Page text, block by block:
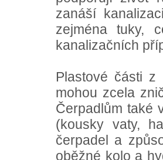
zanáší
zejména tuky,
kanalizačních
Plastové části z
mohou zcela
Čerpadlům také
(kousky vaty,
čerpadel a
oběžné kolo a